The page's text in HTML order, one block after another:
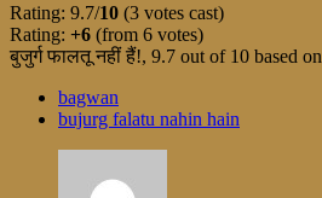
Rating: 9.7/10 (3 votes cast)
Rating: +6 (from 6 votes)
बुजुर्ग फालतू नहीं हैं!, 9.7 out of 10 based on
bagwan
bujurg falatu nahin hain